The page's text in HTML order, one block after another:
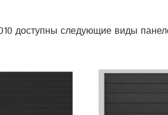
доступны следующие виды